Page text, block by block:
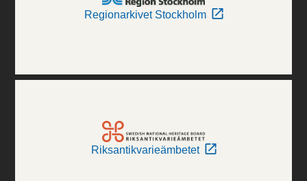
Regionarkivet Stockholm
Riksantikvarieämbetet